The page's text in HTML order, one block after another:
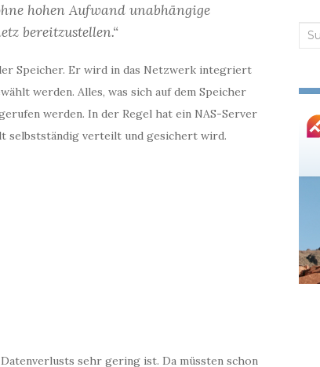
hohen Aufwand unabhängige
bereitzustellen.“
Speicher. Er wird in das Netzwerk integriert
werden. Alles, was sich auf dem Speicher
werden. In der Regel hat ein NAS-Server
selbstständig verteilt und gesichert wird.
sehr gering ist. Da müssten schon